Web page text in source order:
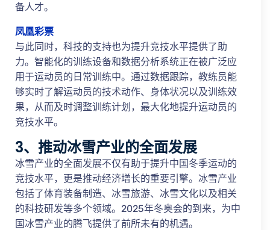
备人才。
凤凰彩票
与此同时，科技的支持也为提升竞技水平提供了助
力。智能化的训练设备和数据分析系统正在被广泛应
用于运动员的日常训练中。通过数据跟踪，教练员能
够实时了解运动员的技术动作、身体状况以及训练效
果，从而及时调整训练计划，最大化地提升运动员的
竞技水平。
3、推动冰雪产业的全面发展
冰雪产业的全面发展不仅有助于提升中国冬季运动的
竞技水平，更是推动经济增长的重要引擎。冰雪产业
包括了体育装备制造、冰雪旅游、冰雪文化以及相关
的科技研发等多个领域。2025年冬奥会的到来，为中
国冰雪产业的腾飞提供了前所未有的机遇。